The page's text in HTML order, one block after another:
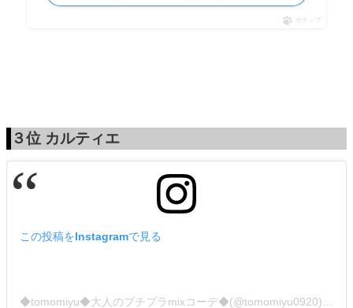
ポチップ
３位 カルティエ
この投稿をInstagramで見る